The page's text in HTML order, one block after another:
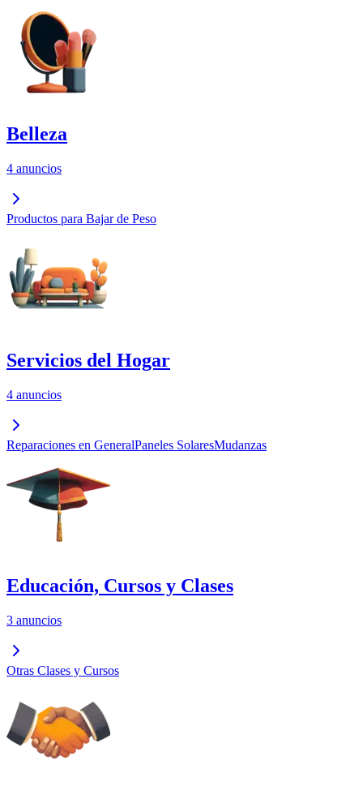
Belleza
4 anuncios
Productos para Bajar de Peso
Servicios del Hogar
4 anuncios
Reparaciones en GeneralPaneles SolaresMudanzas
Educación, Cursos y Clases
3 anuncios
Otras Clases y Cursos